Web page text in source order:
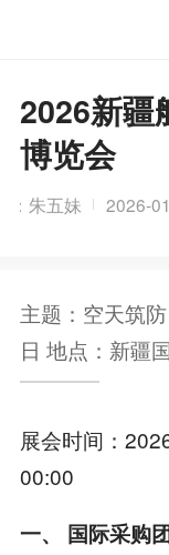
2026新疆
博览会
：朱五妹 2026-
主题：空天筑
日 地点：新疆
展会时间：
00:00
一、 国际采购